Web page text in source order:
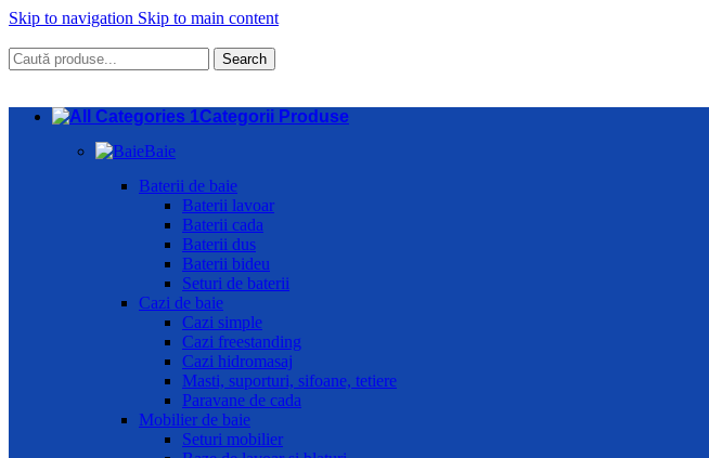
Skip to navigation Skip to main content
Search
Categorii Produse
Baie
Baterii de baie
Baterii lavoar
Baterii cada
Baterii dus
Baterii bideu
Seturi de baterii
Cazi de baie
Cazi simple
Cazi freestanding
Cazi hidromasaj
Masti, suporturi, sifoane, tetiere
Paravane de cada
Mobilier de baie
Seturi mobilier